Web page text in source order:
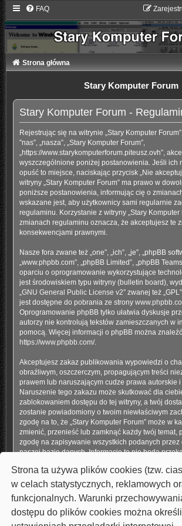
Strona ta używa plików cookies (tzw.
w celach statystycznych, reklamowych
funkcjonalnych. Warunki
dostępu do plików cookies można
FAQ
Strona główna
Stary Komputer Forum
Stary Komputer Forum -
Rejestrując się na witrynie „Stary Komputer
”nas”, „nasza”, „Stary Komputer Forum”,
„https://www.starykomputerforum.piteusz.ovh”,
wyszczególnione poniżej postanowienia. Jeśli ich
opuść to miejsce, naciskając przycisk „Nie
witryny „Stary Komputer Forum” ma prawo w
poniższe postanowienia, informując cię o
wskazane jest, aby użytkownicy sami regularnie
regulaminu. Korzystanie z witryny „Stary Komputer
zmianach regulaminu oznacza, że akceptujesz te
konsekwencjami prawnymi.
Nasze fora zwane też „one”, „ich”, „je”, „phpBB
„www.phpbb.com”, „phpBB Limited”, „phpBB
oparciu o oprogramowanie wykorzystujące
jest środowiskiem typu witryny (bulletin board),
GNU General Public License v2” zwanej też
jest dostępne do pobrania ze strony
Oprogramowanie phpBB tylko ułatwia dyskusje
autorzy nie kontrolują tekstów zamieszczanych w
pomocą. Więcej informacji o phpBB można
https://www.phpbb.com/.
Akceptujesz zakaz publikowania wypowiedzi o
obraźliwym, oszczerczym, propagującym treści
prawem lub naruszającym cudze prawa autorskie i
Naruszenie tego zakazu może skutkować dla
zablokowaniem dostępu do tej witryny, a twój
zostanie powiadomiony o twoim niewłaściwym
zgodę na to, że „Stary Komputer Forum” może w
zmienić, przenieść lub zamknąć każdy twój temat,
zgodę na zapisywanie wszystkich podanych
naszej bazie danych. Informacje te nie będą
ponosi odpowiedzialności za włamania do
może dojść do kradzieży danych.
Strona główna